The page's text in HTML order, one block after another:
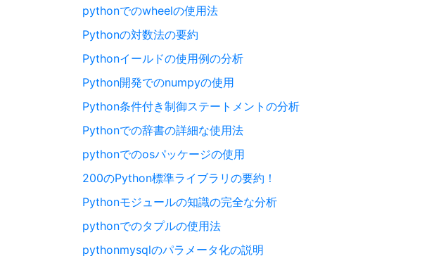
pythonでのwheelの使用法
Pythonの対数法の要約
Pythonイールドの使用例の分析
Python開発でのnumpyの使用
Python条件付き制御ステートメントの分析
Pythonでの辞書の詳細な使用法
pythonでのosパッケージの使用
200のPython標準ライブラリの要約！
Pythonモジュールの知識の完全な分析
pythonでのタプルの使用法
pythonmysqlのパラメータ化の説明